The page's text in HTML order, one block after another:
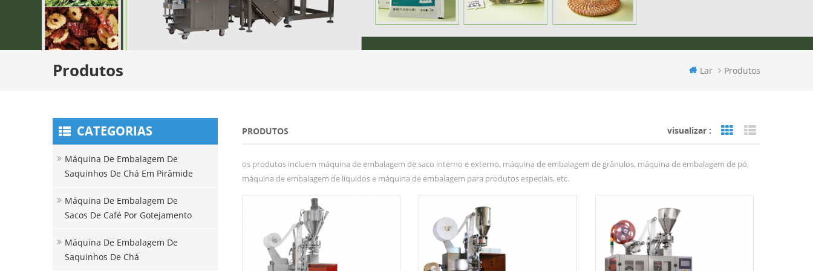
Produtos Lar Produtos
CATEGORIAS
Máquina De Embalagem De
Saquinhos De Chá Em Pirâmide
Máquina De Embalagem De
Sacos De Café Por Gotejamento
Máquina De Embalagem De
Saquinhos De Chá
PRODUTOS visualizar : Grid View
os produtos incluem máquina de embalagem de saco interno e externo, máquina de embalagem de grânulos, máquina de embalagem de pó,
máquina de embalagem de líquidos e máquina de embalagem para produtos especiais, etc.